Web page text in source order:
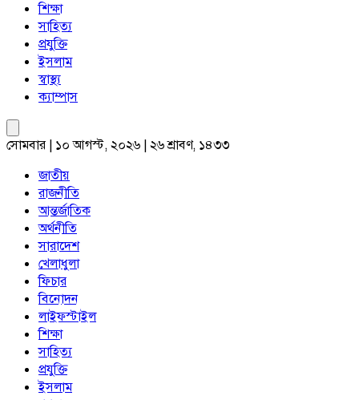
শিক্ষা
সাহিত্য
প্রযুক্তি
ইসলাম
স্বাস্থ্য
ক্যাম্পাস
সোমবার | ১০ আগস্ট, ২০২৬ | ২৬ শ্রাবণ, ১৪৩৩
জাতীয়
রাজনীতি
আন্তর্জাতিক
অর্থনীতি
সারাদেশ
খেলাধুলা
ফিচার
বিনোদন
লাইফস্টাইল
শিক্ষা
সাহিত্য
প্রযুক্তি
ইসলাম